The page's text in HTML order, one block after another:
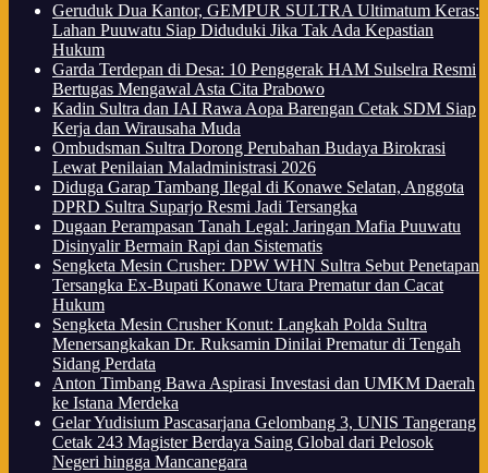
Geruduk Dua Kantor, GEMPUR SULTRA Ultimatum Keras:
Lahan Puuwatu Siap Diduduki Jika Tak Ada Kepastian
Hukum
Garda Terdepan di Desa: 10 Penggerak HAM Sulselra Resmi
Bertugas Mengawal Asta Cita Prabowo
Kadin Sultra dan IAI Rawa Aopa Barengan Cetak SDM Siap
Kerja dan Wirausaha Muda
Ombudsman Sultra Dorong Perubahan Budaya Birokrasi
Lewat Penilaian Maladministrasi 2026
Diduga Garap Tambang Ilegal di Konawe Selatan, Anggota
DPRD Sultra Suparjo Resmi Jadi Tersangka
Dugaan Perampasan Tanah Legal: Jaringan Mafia Puuwatu
Disinyalir Bermain Rapi dan Sistematis
Sengketa Mesin Crusher: DPW WHN Sultra Sebut Penetapan
Tersangka Ex-Bupati Konawe Utara Prematur dan Cacat
Hukum
Sengketa Mesin Crusher Konut: Langkah Polda Sultra
Menersangkakan Dr. Ruksamin Dinilai Prematur di Tengah
Sidang Perdata
Anton Timbang Bawa Aspirasi Investasi dan UMKM Daerah
ke Istana Merdeka
Gelar Yudisium Pascasarjana Gelombang 3, UNIS Tangerang
Cetak 243 Magister Berdaya Saing Global dari Pelosok
Negeri hingga Mancanegara